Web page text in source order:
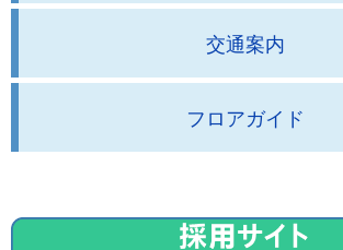
交通案内
フロアガイド